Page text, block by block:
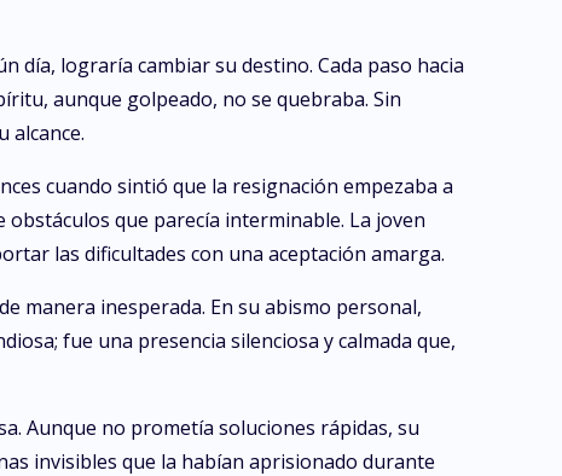
día, lograría cambiar su destino. Cada paso hacia
aunque golpeado, no se quebraba. Sin
alcance.
cuando sintió que la resignación empezaba a
que parecía interminable. La joven
las dificultades con una aceptación amarga.
manera inesperada. En su abismo personal,
fue una presencia silenciosa y calmada que,
Aunque no prometía soluciones rápidas, su
invisibles que la habían aprisionado durante